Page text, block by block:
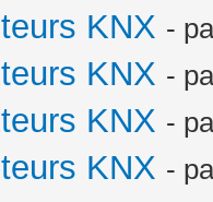
KNX -
KNX -
KNX -
KNX -